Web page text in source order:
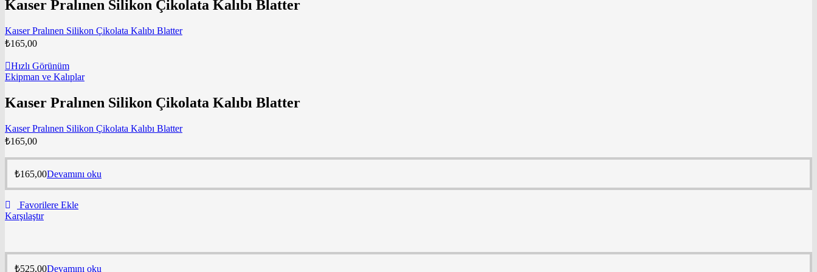
Kaıser Pralınen Silikon Çikolata Kalıbı Blatter
Kaıser Pralınen Silikon Çikolata Kalıbı Blatter
₺165,00
Hızlı Görünüm
Ekipman ve Kalıplar
Kaıser Pralınen Silikon Çikolata Kalıbı Blatter
Kaıser Pralınen Silikon Çikolata Kalıbı Blatter
₺165,00
₺165,00Devamını oku
Favorilere Ekle
Karşılaştır
₺525,00Devamını oku